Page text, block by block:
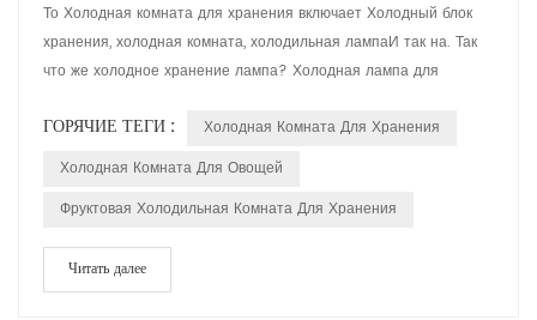
То Холодная комната для хранения включает Холодный блок
хранения, холодная комната, холодильная лампаИ так на. Так
что же холодное хранение лампа? Холодная лампа для
ГОРЯЧИЕ ТЕГИ :
Холодная Комната Для Хранения
Холодная Комната Для Овощей
Фруктовая Холодильная Комната Для Хранения
Читать далее